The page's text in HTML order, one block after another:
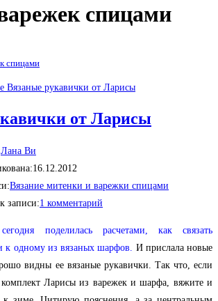
спицами
спицами
от Ларисы
Лана Ви
16.12.2012
Вязание митенки и варежки спицами
записи:1 комментарий
поделилась расчетами, как связать
к одному из вязаных шарфов. И прислала новые
видны ее вязаные рукавички. Так что, если
комплект Ларисы из варежек и шарфа, вяжите и